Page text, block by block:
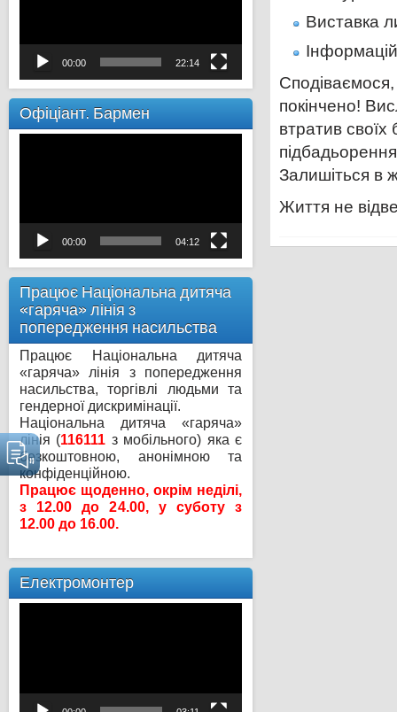
00:00 22:14
Офіціант. Бармен
00:00 04:12
Працює Національна дитяча
«гаряча» лінія з
попередження насильства
Працює Національна дитяча
«гаряча» лінія з попередження
насильства, торгівлі людьми та
гендерної дискримінації.
Національна дитяча «гаряча»
лінія (116111 з мобільного) яка є
безкоштовною, анонімною та
конфіденційною.
Працює щоденно, окрім неділі,
з 12.00 до 24.00, у суботу з
12.00 до 16.00.
Електромонтер
Виставка
покінчено!
втратив своїх
Залишіться в
Життя не